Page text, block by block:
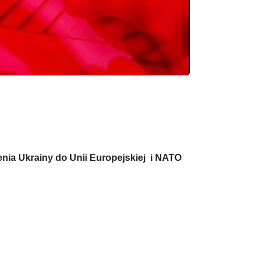
Ukrainy do Unii Europejskiej i NATO